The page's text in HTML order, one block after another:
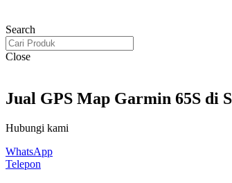
Search
Close
Jual GPS Map Garmin 65S di
Hubungi kami
WhatsApp
Telepon